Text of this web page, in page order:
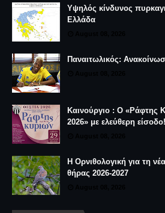
Υψηλός κίνδυνος
Ελλάδα
Παναιτωλικός:
Καινούργιο : Ο «Ράφτης
2026» με ελεύθερη είσοδο!
Η Ορνιθολογική για τη
θήρας 2026-2027